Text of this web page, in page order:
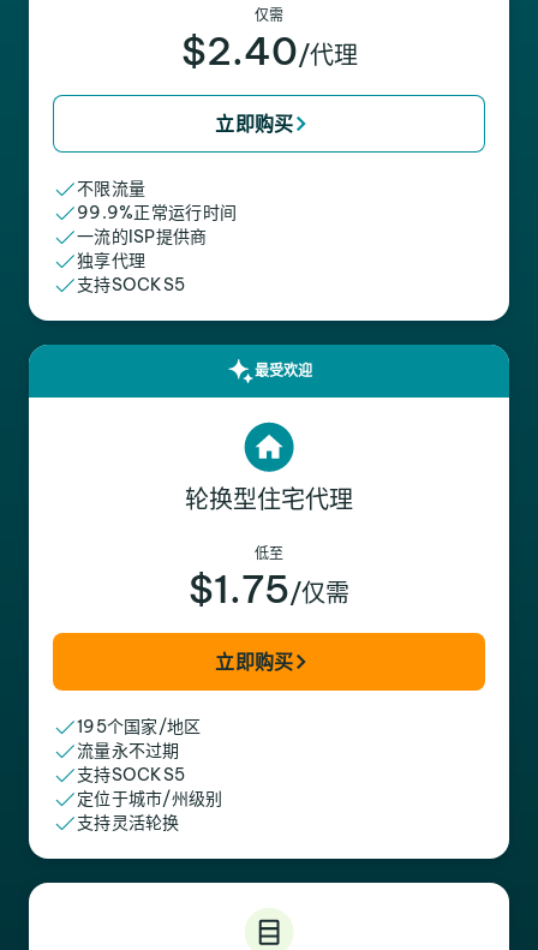
仅需
$2.40/代理
立即购买
不限流量
99.9%正常运行时间
一流的ISP提供商
独享代理
支持SOCKS5
最受欢迎
轮换型住宅代理
低至
$1.75/仅需
立即购买
195个国家/地区
流量永不过期
支持SOCKS5
定位于城市/州级别
支持灵活轮换